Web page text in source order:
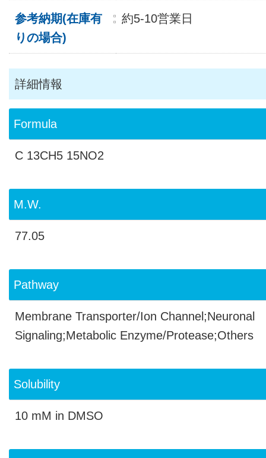
参考納期(在庫有
りの場合)
約5-10営業日
詳細情報
Formula
C 13CH5 15NO2
M.W.
77.05
Pathway
Membrane Transporter/Ion Channel;Neuronal
Signaling;Metabolic Enzyme/Protease;Others
Solubility
10 mM in DMSO